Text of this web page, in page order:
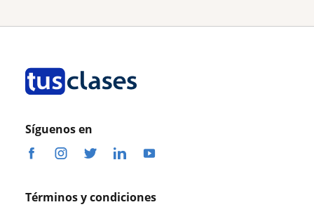
Síguenos en
Términos y condiciones